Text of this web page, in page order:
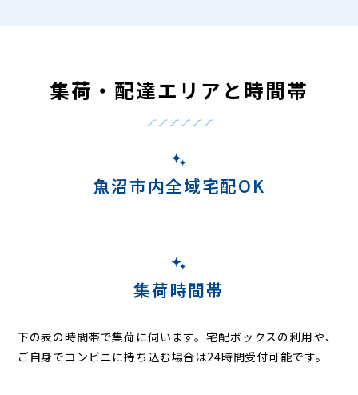
集荷・配達エリアと時間帯
魚沼市内全域宅配OK
集荷時間帯
下の表の時間帯で集荷に伺います。宅配ボックスの利用や、
ご自身でコンビニに持ち込む場合は24時間受付可能です。